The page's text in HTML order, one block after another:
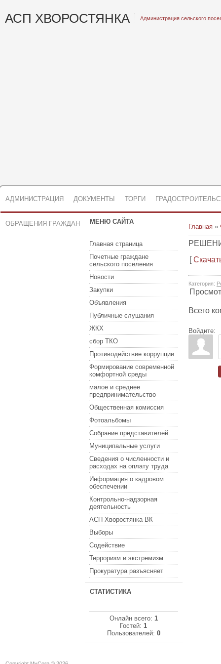
АСП ХВОРОСТЯНКА Администрация сельского
АДМИНИСТРАЦИЯ ДОКУМЕНТЫ ТОРГИ
ОБРАЩЕНИЯ ГРАЖДАН МЕНЮ САЙТА
Главная страница
Почетные граждане
сельского поселения
Новости
Закупки
Объявления
Публичные слушания
ЖКХ
сбор ТКО
Противодействие коррупции
Формирование современной
комфортной среды
малое и среднее
предпринимательство
Общественная комиссия
Фотоальбомы
Собрание представителей
Муниципальные услуги
Сведения о численности и
расходах на оплату труда
Информация о кадровом
обеспечении
Контрольно-надзорная
деятельность
АСП Хворостянка ВК
Выборы
Содействие
Терроризм и экстремизм
Прокуратура разъясняет
СТАТИСТИКА
Онлайн всего: 1
Гостей:1
Пользователей: 0
Главная »
[
Категория:
Всего
Войдите: